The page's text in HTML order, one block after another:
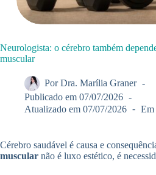
Neurologista: o cérebro também
muscular
Por Dra. Marília Graner
Publicado em 07/07/2026
Atualizado em 07/07/2026 Em
Cérebro saudável é causa e
muscular não é luxo estético, é